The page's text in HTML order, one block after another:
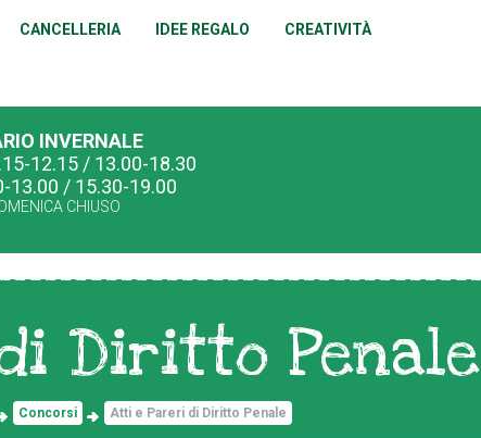
CANCELLERIA IDEE REGALO CREATIVITÀ
INVERNALE
12.15 / 13.00-18.30
13.00 / 15.30-19.00
CHIUSO
Diritto Penale
Concorsi Atti e Pareri di Diritto Penale